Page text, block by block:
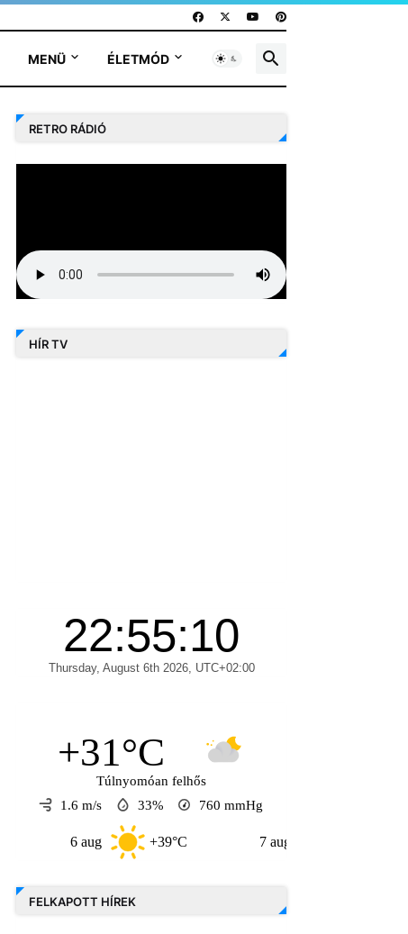
MENÜ ÉLETMÓD
RETRO RÁDIÓ
HÍR TV
+31°C
Túlnyomóan felhős
1.6 m/s
33% 760 mmHg
+39°C +33°C
FELKAPOTT HÍREK